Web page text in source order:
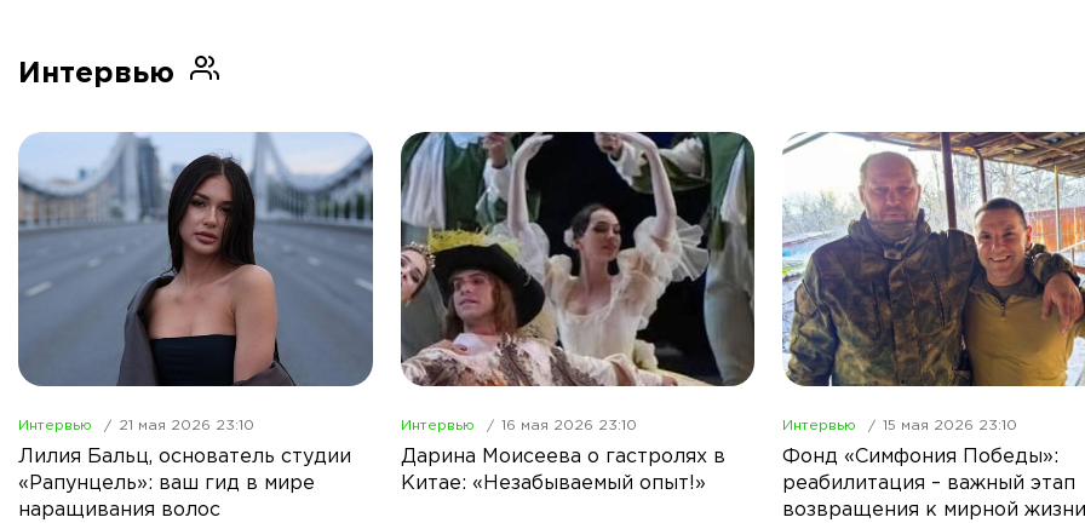
Интервью
Интервью 21 мая 2026 23:10
Лилия Бальц, основатель студии
«Рапунцель»: ваш гид в мире
наращивания волос
Интервью 16 мая 2026 23:10
Дарина Моисеева о гастролях в
Китае: «Незабываемый опыт!»
Интервью 15 мая 2026 23:10
Фонд «Симфония Победы»:
реабилитация – важный этап
возвращения к мирной жизни